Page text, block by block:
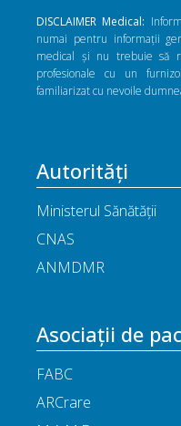
DISCLAIMER Medical:
numai pentru informații
medical și nu trebuie să
profesionale cu un
familiarizat cu nevoile
Autorități
Ministerul Sănătății
CNAS
ANMDMR
Asociații de
FABC
ARCrare